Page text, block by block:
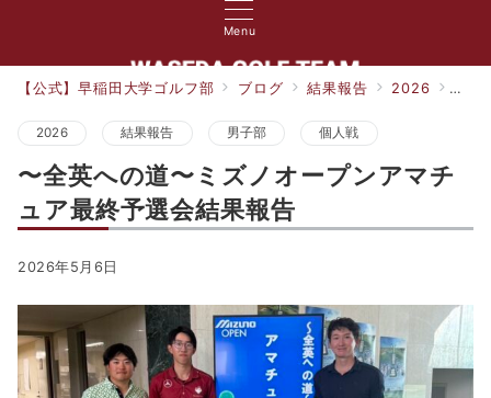
Menu
【公式】早稲田大学ゴルフ部 ブログ 結果報告 2026 〜全
2026 結果報告 男子部 個人戦
〜全英への道〜ミズノオープンアマチ
ュア最終予選会結果報告
2026年5月6日